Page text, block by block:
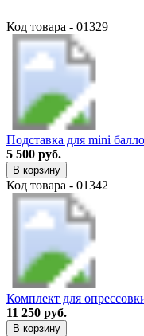
Код товара - 01329
Подставка для mini
5 500 руб.
В корзину
Код товара - 01342
Комплект для
11 250 руб.
В корзину